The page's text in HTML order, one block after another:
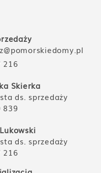
216
Skierka
ds. sprzedaży
839
ds. sprzedaży
216